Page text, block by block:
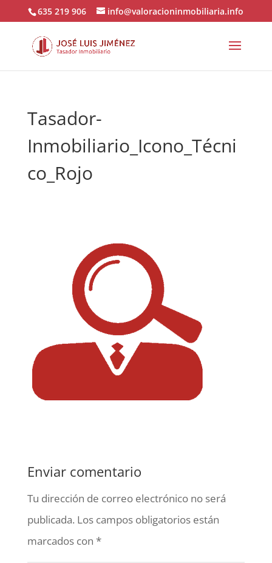
635 219 906 info@valoracioninmobiliaria.info
Tasador-
Inmobiliario_Icono_Técni
co_Rojo
Enviar comentario
Tu dirección de correo electrónico no será
publicada. Los campos obligatorios están
marcados con *